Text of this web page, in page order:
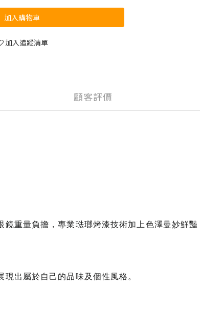
加入購物車
加入追蹤清單
顧客評價
重量負擔，專業琺瑯烤漆技術加上色澤曼妙鮮豔
出屬於自己的品味及個性風格。